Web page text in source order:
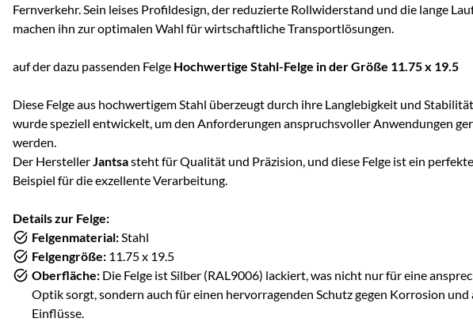
Fernverkehr. Sein leises Profildesign, der reduzierte Rollwiderstand und die lange
machen ihn zur optimalen Wahl für wirtschaftliche Transportlösungen.
auf der dazu passenden Felge Hochwertige Stahl-Felge in der Größe 11.75 x 19.5
Diese Felge aus hochwertigem Stahl überzeugt durch ihre Langlebigkeit und
wurde speziell entwickelt, um den Anforderungen anspruchsvoller Anwendungen
werden.
Der Hersteller Jantsasteht für Qualität und Präzision, und diese Felge ist ein
Beispiel für die exzellente Verarbeitung.
Details zur Felge:
Felgenmaterial: Stahl
Felgengröße: 11.75 x 19.5
Oberfläche: Die Felge ist Silber (RAL9006) lackiert, was nicht nur für eine
Optik sorgt, sondern auch für einen hervorragenden Schutz gegen Korrosion und
Einflüsse.